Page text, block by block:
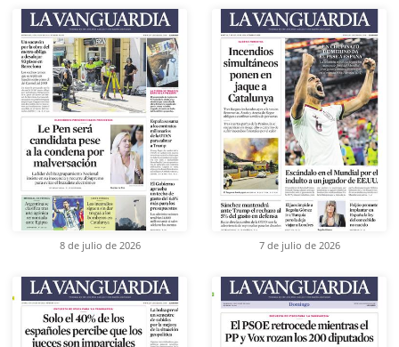
8 de julio de 2026 7 de julio de 2026